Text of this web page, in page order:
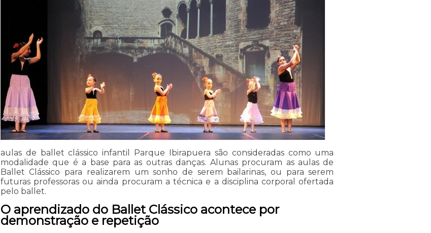
aulas de ballet clássico infantil Parque Ibirapuera são consideradas como uma
modalidade que é a base para as outras danças. Alunas procuram as aulas de
Ballet Clássico para realizarem um sonho de serem bailarinas, ou para serem
futuras professoras ou ainda procuram a técnica e a disciplina corporal ofertada
pelo ballet.
O aprendizado do Ballet Clássico acontece por
demonstração e repetição